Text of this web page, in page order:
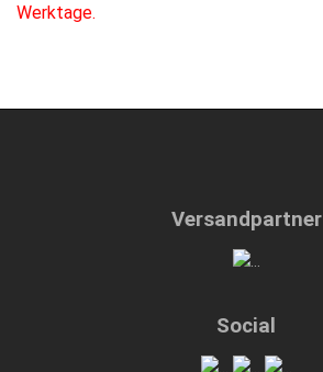
Werktage.
Versandpartner
Social